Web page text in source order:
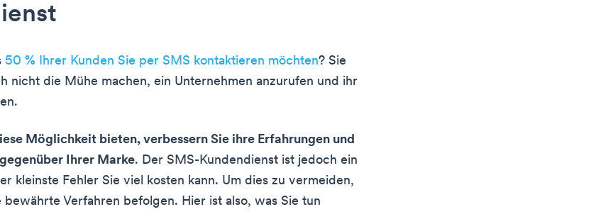
50 % Ihrer Kunden Sie per SMS kontaktieren möchten? Sie
nicht die Mühe machen, ein Unternehmen anzurufen und ihr
Möglichkeit bieten, verbessern Sie ihre Erfahrungen und
Ihrer Marke. Der SMS-Kundendienst ist jedoch ein
kleinste Fehler Sie viel kosten kann. Um dies zu vermeiden,
bewährte Verfahren befolgen. Hier ist also, was Sie tun